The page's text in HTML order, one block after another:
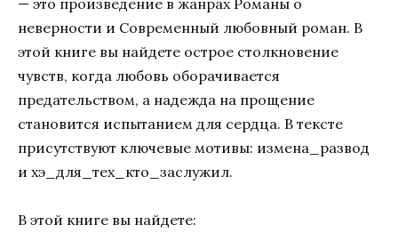
неверности и Современный любовный роман. В
этой книге вы найдете острое столкновение
чувств, когда любовь оборачивается
предательством, а надежда на прощение
становится испытанием для сердца. В тексте
присутствуют ключевые мотивы: измена_развод
и хэ_для_тех_кто_заслужил.
В этой книге вы найдете: